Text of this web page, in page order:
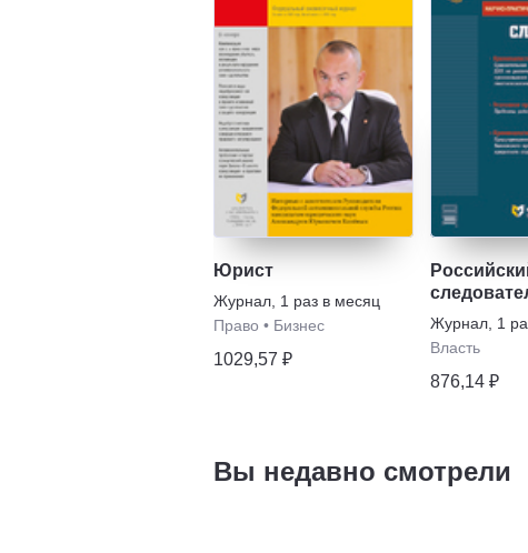
Юрист
Журнал 1 раз в месяц
Право • Бизнес
1029,57 ₽
Журнал 1
Власть
876,14 ₽
Вы недавно смотрели